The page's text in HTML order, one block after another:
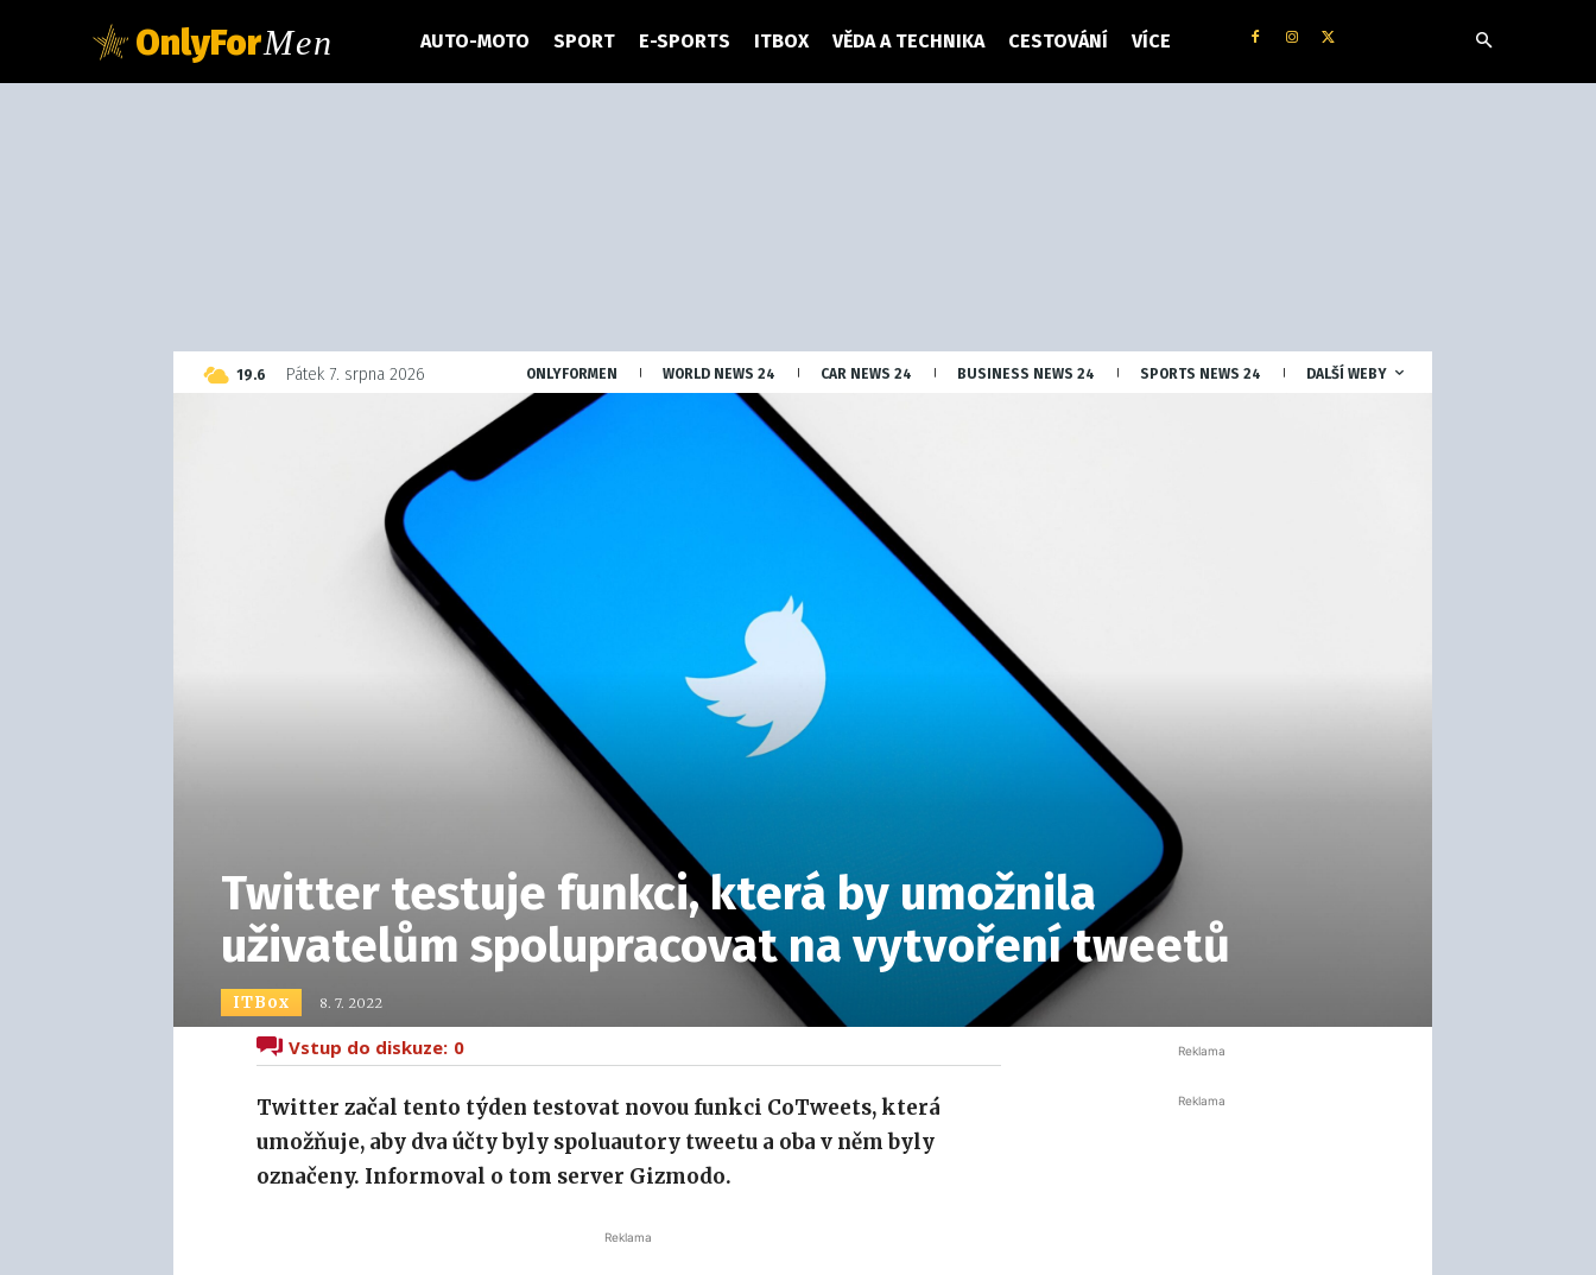
OnlyForMen AUTO-MOTO SPORT E-SPORTS ITBOX VĚDA A TECHNIKA CESTOVÁNÍ VÍCE
19.6 Czech
Pátek 7. srpna 2026 ONLYFORMEN WORLD NEWS 24 CAR NEWS 24 BUSINESS NEWS 24 SPORTS NEWS 24 DALŠÍ WEBY
Twitter testuje funkci, která by umožnila
uživatelům spolupracovat na vytvoření tweetů
ITBox 8. 7. 2022
Vstup do diskuze: 0
Twitter začal tento týden testovat novou funkci CoTweets, která
umožňuje, aby dva účty byly spoluautory tweetu a oba v něm byly
označeny. Informoval o tom server Gizmodo.
Reklama
Reklama
Reklama